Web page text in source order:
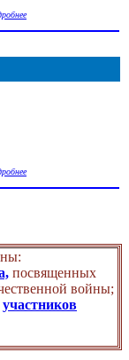
посвященных
войны;
участников